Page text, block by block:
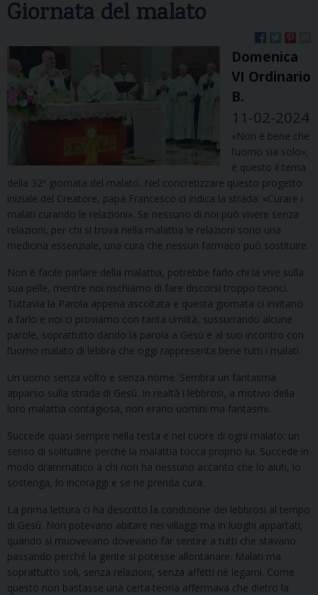
Giornata del malato
Domenica
VI Ordinario
B.
11-02-2024
«Non è bene che
l’uomo sia solo»;
è questo il tema
della 32ª giornata del malato. Nel concretizzare questo progetto
iniziale del Creatore, papa Francesco ci indica la strada: «Curare i
malati curando le relazioni». Se nessuno di noi può vivere senza
relazioni, per chi si trova nella malattia le relazioni sono una
medicina essenziale, una cura che nessun farmaco può sostituire.
Non è facile parlare della malattia, potrebbe farlo chi la vive sulla
sua pelle, mentre noi rischiamo di fare discorsi troppo teorici.
Tuttavia la Parola appena ascoltata e questa giornata ci invitano
a farlo e noi ci proviamo con tanta umiltà, sussurrando alcune
parole, soprattutto dando la parola a Gesù e al suo incontro con
l’uomo malato di lebbra che oggi rappresenta bene tutti i malati.
Un uomo senza volto e senza nome. Sembra un fantasma
apparso sulla strada di Gesù. In realtà i lebbrosi, a motivo della
loro malattia contagiosa, non erano uomini ma fantasmi.
Succede quasi sempre nella testa e nel cuore di ogni malato: un
senso di solitudine perché la malattia tocca proprio lui. Succede in
modo drammatico a chi non ha nessuno accanto che lo aiuti, lo
sostenga, lo incoraggi e se ne prenda cura.
La prima lettura ci ha descritto la condizione dei lebbrosi al tempo
di Gesù. Non potevano abitare nei villaggi ma in luoghi appartati;
quando si muovevano dovevano far sentire a tutti che stavano
passando perché la gente si potesse allontanare. Malati ma
soprattutto soli, senza relazioni, senza affetti né legami. Come
questo non bastasse una certa teoria affermava che dietro la